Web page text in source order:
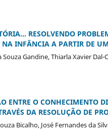
RESOLVENDO
INFÂNCIA A PARTIR DE
Gandine, Thiarla Xavier
ENTRE O CONHECIMENTO
DA RESOLUÇÃO DE
Bicalho, José Fernandes da